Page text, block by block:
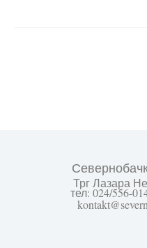
Трг Лазара
тел: 024/556-